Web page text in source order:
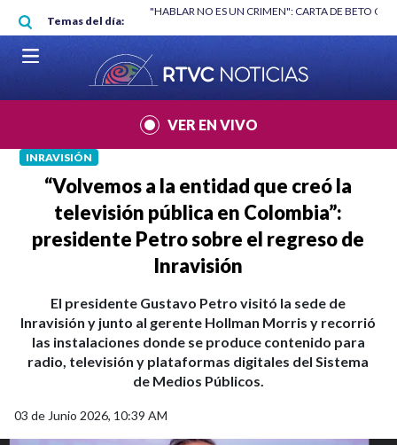
Pasar al contenido principal
Temas del día:
"HABLAR NO ES UN CRIMEN": CARTA DE BETO CORAL |
VER EN VIVO
INRAVISIÓN
“Volvemos a la entidad que creó la
televisión pública en Colombia”:
presidente Petro sobre el regreso de
Inravisión
El presidente Gustavo Petro visitó la sede de
Inravisión y junto al gerente Hollman Morris y recorrió
las instalaciones donde se produce contenido para
radio, televisión y plataformas digitales del Sistema
de Medios Públicos.
03 de Junio 2026, 10:39 AM